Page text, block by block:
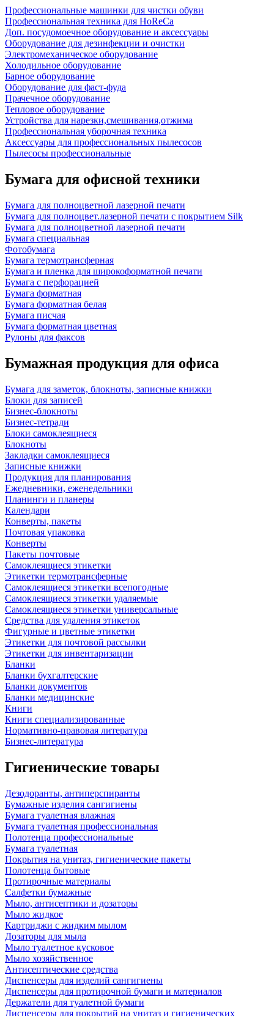
Профессиональные машинки для чистки обуви
Профессиональная техника для HoReCa
Доп. посудомоечное оборудование и аксессуары
Оборудование для дезинфекции и очистки
Электромеханическое оборудование
Холодильное оборудование
Барное оборудование
Оборудование для фаст-фуда
Прачечное оборудование
Тепловое оборудование
Устройства для нарезки,смешивания,отжима
Профессиональная уборочная техника
Аксессуары для профессиональных пылесосов
Пылесосы профессиональные
Бумага для офисной техники
Бумага для полноцветной лазерной печати
Бумага для полноцвет.лазерной печати с покрытием Silk
Бумага для полноцветной лазерной печати
Бумага специальная
Фотобумага
Бумага термотрансферная
Бумага и пленка для широкоформатной печати
Бумага с перфорацией
Бумага форматная
Бумага форматная белая
Бумага писчая
Бумага форматная цветная
Рулоны для факсов
Бумажная продукция для офиса
Бумага для заметок, блокноты, записные книжки
Блоки для записей
Бизнес-блокноты
Бизнес-тетради
Блоки самоклеящиеся
Блокноты
Закладки самоклеящиеся
Записные книжки
Продукция для планирования
Ежедневники, еженедельники
Планинги и планеры
Календари
Конверты, пакеты
Почтовая упаковка
Конверты
Пакеты почтовые
Самоклеящиеся этикетки
Этикетки термотрансферные
Самоклеящиеся этикетки всепогодные
Самоклеящиеся этикетки удаляемые
Самоклеящиеся этикетки универсальные
Средства для удаления этикеток
Фигурные и цветные этикетки
Этикетки для почтовой рассылки
Этикетки для инвентаризации
Бланки
Бланки бухгалтерские
Бланки документов
Бланки медицинские
Книги
Книги специализированные
Нормативно-правовая литература
Бизнес-литература
Гигиенические товары
Дезодоранты, антиперспиранты
Бумажные изделия сангигиены
Бумага туалетная влажная
Бумага туалетная профессиональная
Полотенца профессиональные
Бумага туалетная
Покрытия на унитаз, гигиенические пакеты
Полотенца бытовые
Протирочные материалы
Салфетки бумажные
Мыло, антисептики и дозаторы
Мыло жидкое
Картриджи с жидким мылом
Дозаторы для мыла
Мыло туалетное кусковое
Мыло хозяйственное
Антисептические средства
Диспенсеры для изделий сангигиены
Диспенсеры для протирочной бумаги и материалов
Держатели для туалетной бумаги
Диспенсеры для покрытий на унитаз и гигиенических